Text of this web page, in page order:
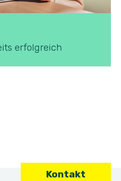
erfolgreich
Kontakt